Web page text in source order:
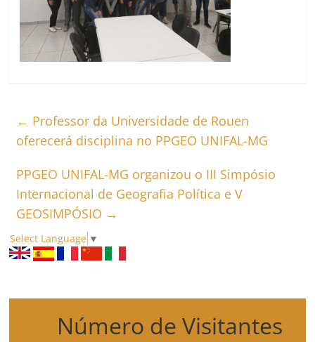
← Professor da Universidade de Rouen
oferecerá disciplina no PPGEO UNIFAL-MG
PPGEO UNIFAL-MG organizou o III Simpósio
Internacional de Geografia Política e V
GEOSIMPÓSIO →
Select Language ▼
Número de Visitantes